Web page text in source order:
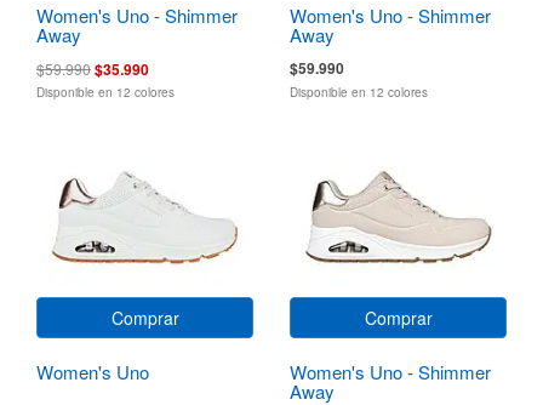
Women's Uno - Shimmer
Away
$59.990$35.990
Disponible en 12 colores
Women's Uno - Shimmer
Away
$59.990
Disponible en 12 colores
Comprar
Women's Uno
Comprar
Women's Uno - Shimmer
Away